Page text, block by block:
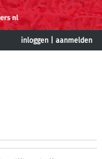
inloggen aanmelden